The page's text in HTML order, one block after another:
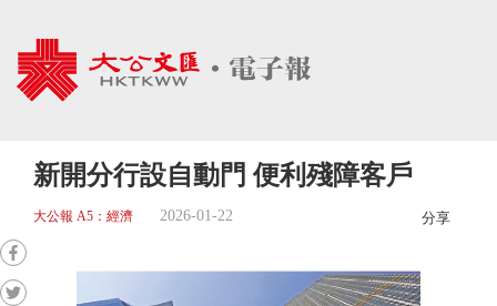
新開分行設自動門 便利殘障客戶
大公報 A5：經濟 2026-01-22 分享